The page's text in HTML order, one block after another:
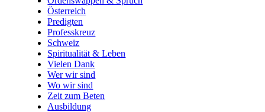
Österreich
Predigten
Professkreuz
Schweiz
Spiritualität & Leben
Vielen Dank
Wer wir sind
Wo wir sind
Zeit zum Beten
Ausbildung